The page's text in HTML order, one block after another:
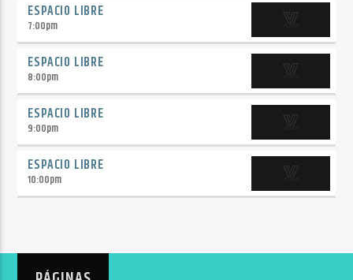
ESPACIO LIBRE
7:00pm
ESPACIO LIBRE
8:00pm
ESPACIO LIBRE
9:00pm
ESPACIO LIBRE
10:00pm